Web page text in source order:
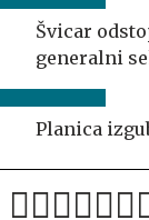
Švicar
generalni
Planica